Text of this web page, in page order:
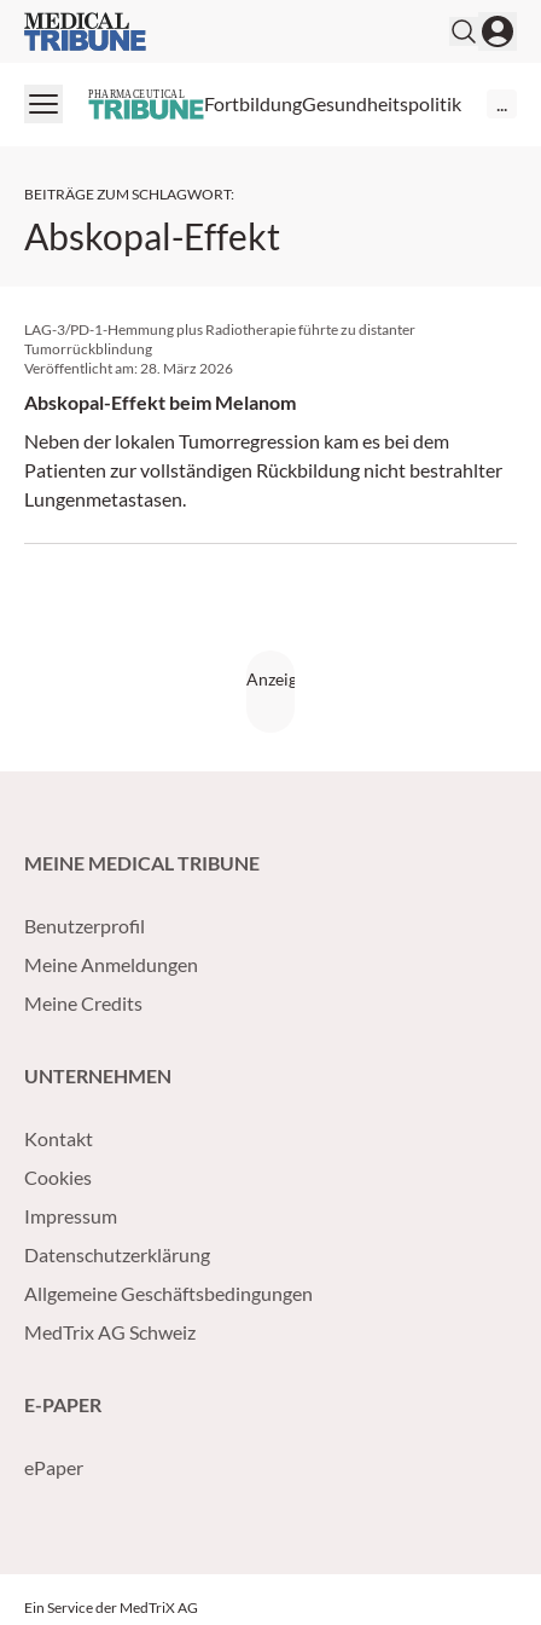
Medical Tribune
PHARMACEUTICAL FortbildungGesundheitspolitik ...
BEITRÄGE ZUM SCHLAGWORT:
Abskopal-Effekt
LAG-3/PD-1-Hemmung plus Radiotherapie führte zu distanter
Tumorrückblindung
Veröffentlicht am: 28. März 2026
Abskopal-Effekt beim Melanom
Neben der lokalen Tumorregression kam es bei dem
Patienten zur vollständigen Rückbildung nicht bestrahlter
Lungenmetastasen.
MEINE MEDICAL TRIBUNE
Benutzerprofil
Meine Anmeldungen
Meine Credits
UNTERNEHMEN
Kontakt
Cookies
Impressum
Datenschutzerklärung
Allgemeine Geschäftsbedingungen
MedTrix AG Schweiz
E-PAPER
ePaper
Ein Service der MedTriX AG